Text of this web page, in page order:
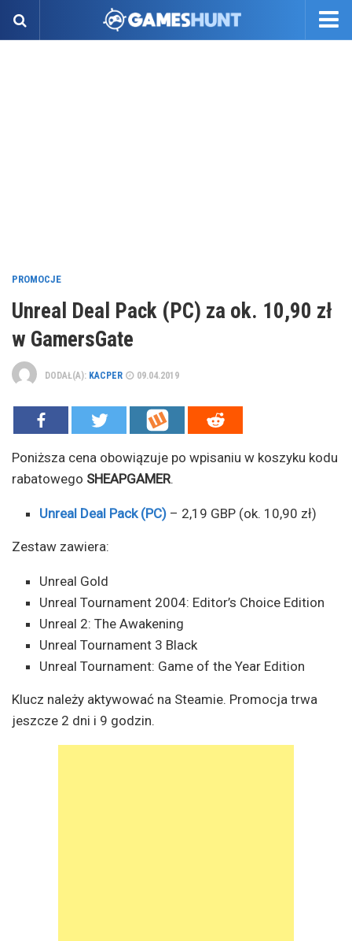
PROMOCJE
Unreal Deal Pack (PC) za ok. 10,90 zł
w GamersGate
DODAŁ(A): KACPER 09.04.2019
Poniższa cena obowiązuje po wpisaniu w koszyku kodu
rabatowego SHEAPGAMER.
Unreal Deal Pack (PC) – 2,19 GBP (ok. 10,90 zł)
Zestaw zawiera:
Unreal Gold
Unreal Tournament 2004: Editor’s Choice Edition
Unreal 2: The Awakening
Unreal Tournament 3 Black
Unreal Tournament: Game of the Year Edition
Klucz należy aktywować na Steamie. Promocja trwa
jeszcze 2 dni i 9 godzin.